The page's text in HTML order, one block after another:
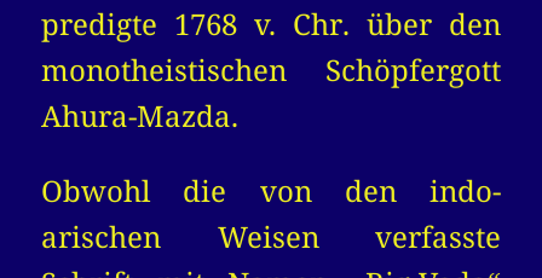
predigte 1768 v. Chr. über den
monotheistischen Schöpfergott
Ahura-Mazda.
Obwohl die von den indo-
arischen Weisen verfasste